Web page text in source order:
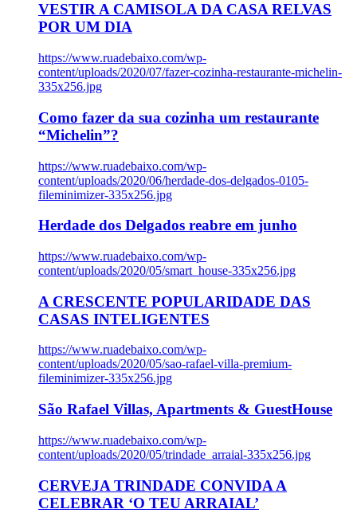
VESTIR A CAMISOLA DA CASA RELVAS
POR UM DIA
https://www.ruadebaixo.com/wp-
content/uploads/2020/07/fazer-cozinha-restaurante-michelin-
335x256.jpg
Como fazer da sua cozinha um restaurante
“Michelin”?
https://www.ruadebaixo.com/wp-
content/uploads/2020/06/herdade-dos-delgados-0105-
fileminimizer-335x256.jpg
Herdade dos Delgados reabre em junho
https://www.ruadebaixo.com/wp-
content/uploads/2020/05/smart_house-335x256.jpg
A CRESCENTE POPULARIDADE DAS
CASAS INTELIGENTES
https://www.ruadebaixo.com/wp-
content/uploads/2020/05/sao-rafael-villa-premium-
fileminimizer-335x256.jpg
São Rafael Villas, Apartments & GuestHouse
https://www.ruadebaixo.com/wp-
content/uploads/2020/05/trindade_arraial-335x256.jpg
CERVEJA TRINDADE CONVIDA A
CELEBRAR ‘O TEU ARRAIAL’